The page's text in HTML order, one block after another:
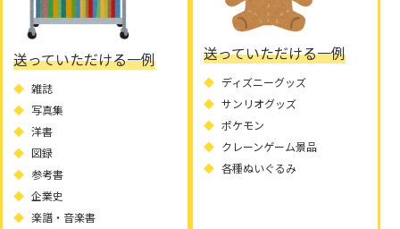
送っていただける一例
雑誌
写真集
洋書
図録
参考書
企業史
楽譜・音楽書
送っていただける一例
ディズニーグッズ
サンリオグッズ
ポケモン
クレーンゲーム景品
各種ぬいぐるみ